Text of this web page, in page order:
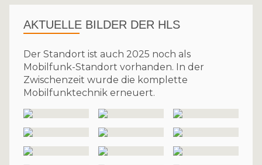
AKTUELLE BILDER DER HLS
Der Standort ist auch 2025 noch als
Mobilfunk-Standort vorhanden. In der
Zwischenzeit wurde die komplette
Mobilfunktechnik erneuert.